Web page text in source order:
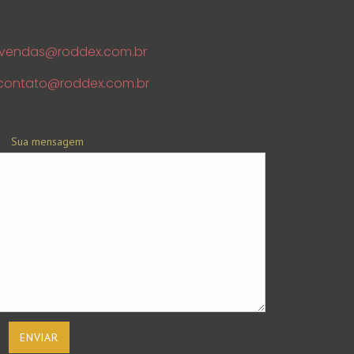
Sua mensagem